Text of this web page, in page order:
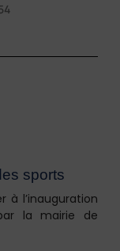
sports
à l’inauguration
la mairie de